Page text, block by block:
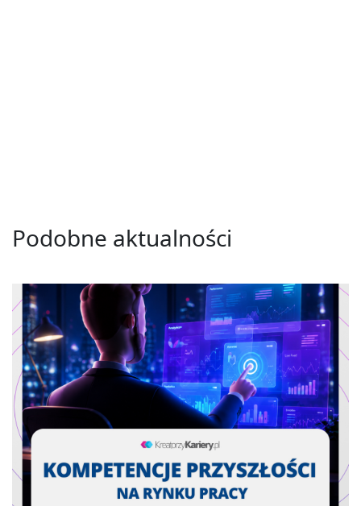
Podobne aktualności